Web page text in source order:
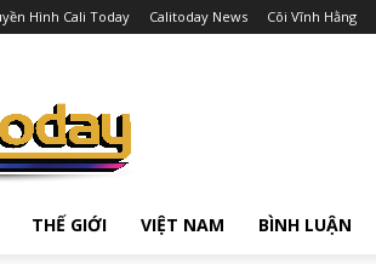
Hình Cali Today Calitoday News Cõi Vĩnh Hằng
THẾ GIỚI VIỆT NAM BÌNH LUẬN